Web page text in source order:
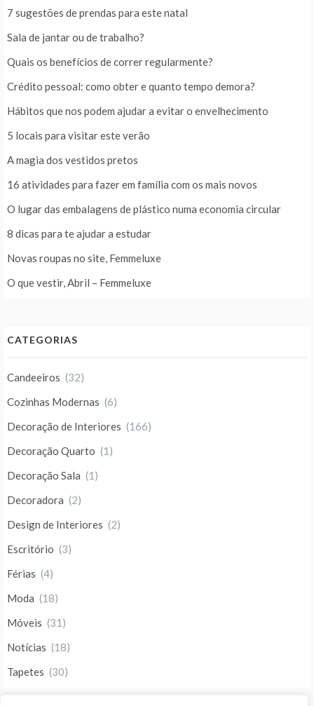
7 sugestões de prendas para este natal
Sala de jantar ou de trabalho?
Quais os benefícios de correr regularmente?
Crédito pessoal: como obter e quanto tempo demora?
Hábitos que nos podem ajudar a evitar o envelhecimento
5 locais para visitar este verão
A magia dos vestidos pretos
16 atividades para fazer em família com os mais novos
O lugar das embalagens de plástico numa economia circular
8 dicas para te ajudar a estudar
Novas roupas no site, Femmeluxe
O que vestir, Abril – Femmeluxe
CATEGORIAS
Candeeiros (32)
Cozinhas Modernas (6)
Decoração de Interiores (166)
Decoração Quarto (1)
Decoração Sala (1)
Decoradora (2)
Design de Interiores (2)
Escritório (3)
Férias (4)
Moda (18)
Móveis (31)
Notícias (18)
Tapetes (30)